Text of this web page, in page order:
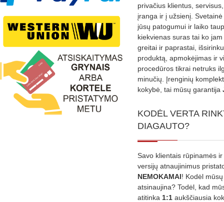
privačius klientus,
įranga ir į užsienį.
jūsų patogumui ir laiko
kiekvienas suras tai ko
greitai ir paprastai,
produktą, apmokėjimas ir
procedūros tikrai netruks
minučių. Įrenginių
kokybė, tai mūsų garantija
KODĖL VERTA
DIAGAUTO?
Savo klientais rūpinamės
versijų atnaujinimus
NEMOKAMAI! Kodėl
atsinaujina? Todėl, kad
atitinka 1:1 aukščiausia